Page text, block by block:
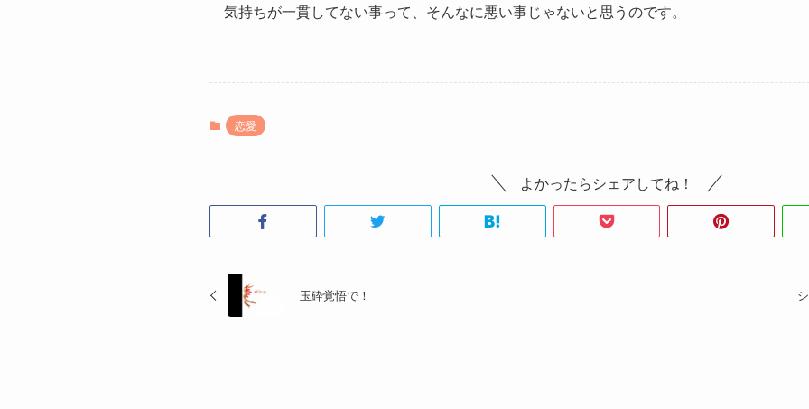
気持ちが一貫してない事って、そんなに悪い事じゃないと思うのです。
恋愛
よかったらシェアしてね！
玉砕覚悟で！